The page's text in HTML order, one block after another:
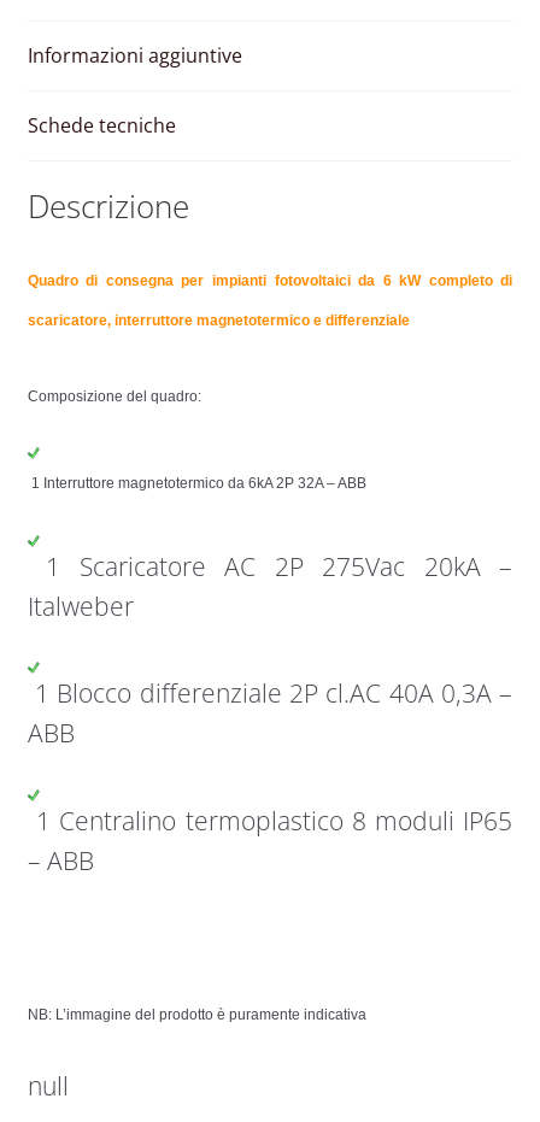
Informazioni aggiuntive
Schede tecniche
Descrizione
Quadro di consegna per impianti fotovoltaici da 6 kW completo di
scaricatore, interruttore magnetotermico e differenziale
Composizione del quadro:
1 Interruttore magnetotermico da 6kA 2P 32A – ABB
1 Scaricatore AC 2P 275Vac 20kA –
Italweber
1 Blocco differenziale 2P cl.AC 40A 0,3A –
ABB 
1 Centralino termoplastico 8 moduli IP65
– ABB
NB: L’immagine del prodotto è puramente indicativa
null